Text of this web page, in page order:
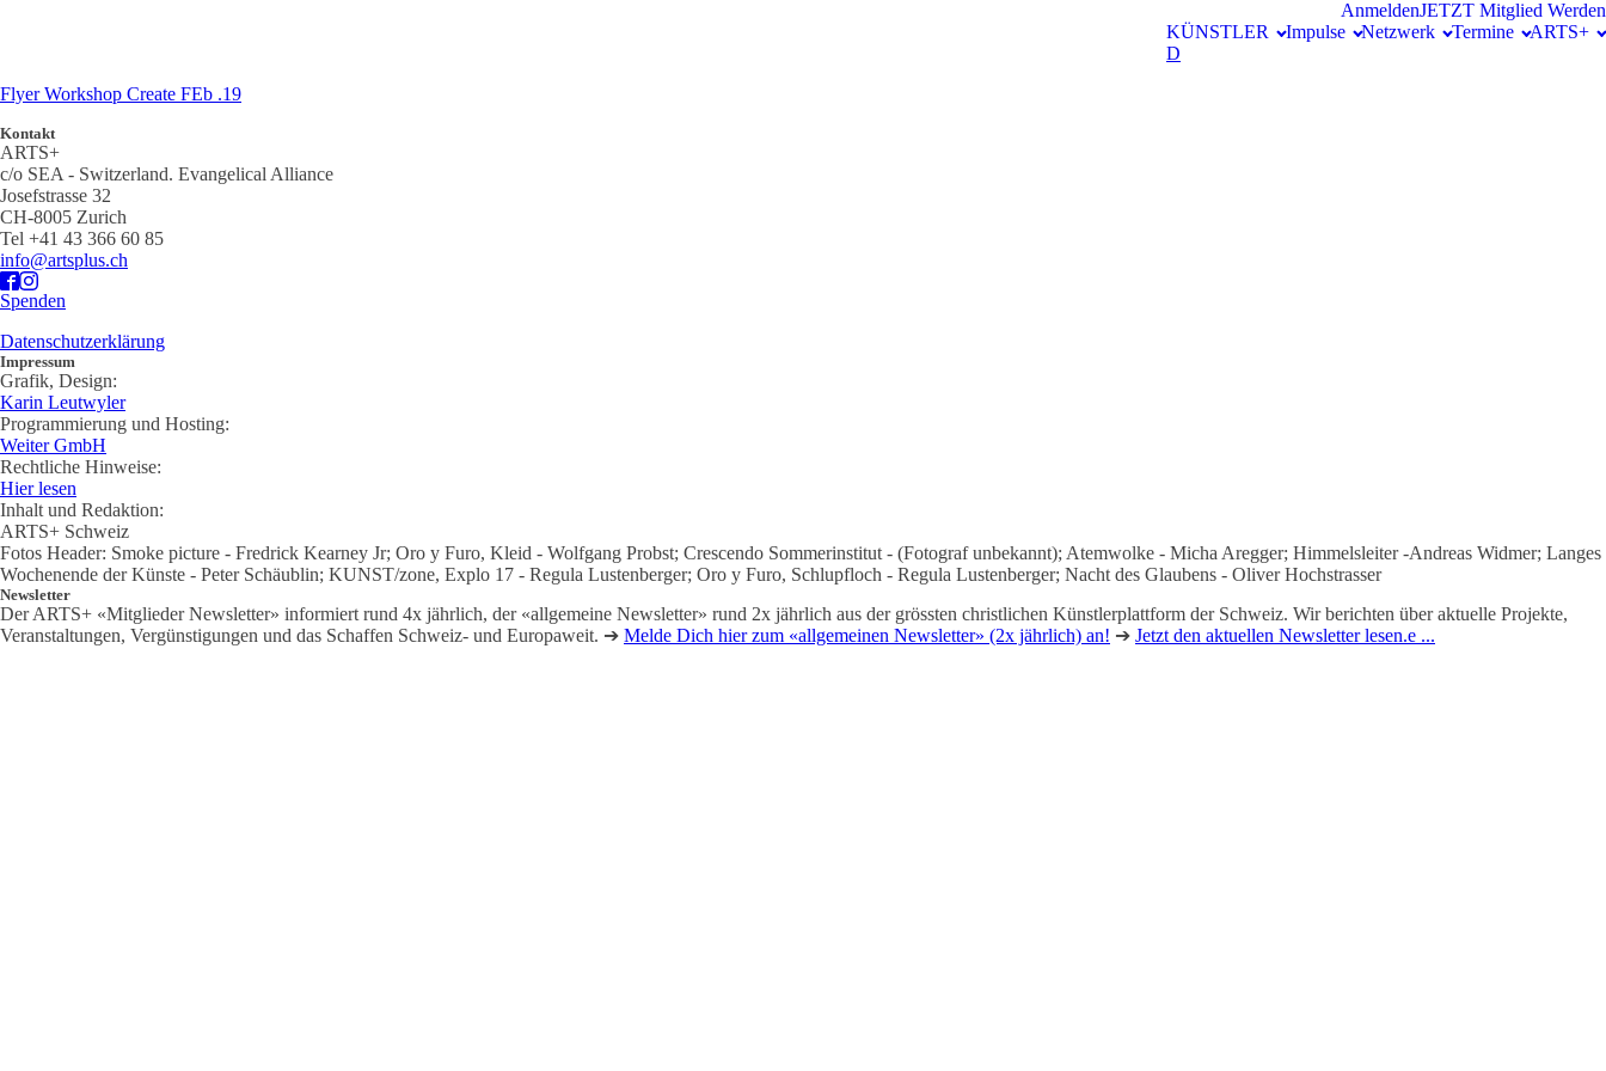
AnmeldenJETZT Mitglied Werden
KÜNSTLER
Impulse Netzwerk Termine
ARTS+
D
Flyer Workshop Create FEb .19
Kontakt
ARTS+
c/o SEA - Switzerland. Evangelical Alliance
Josefstrasse 32
CH-8005 Zurich
Tel +41 43 366 60 85
info@artsplus.ch
Spenden
Datenschutzerklärung
Impressum
Grafik, Design:
Karin Leutwyler
Programmierung und Hosting:
Weiter GmbH
Rechtliche Hinweise:
Hier lesen
Inhalt und Redaktion:
ARTS+ Schweiz
Fotos Header: Smoke picture - Fredrick Kearney Jr; Oro y Furo, Kleid - Wolfgang Probst; Crescendo Sommerinstitut - (Fotograf unbekannt); Atemwolke - Micha Aregger; Himmelsleiter -Andreas Widmer; Langes
Wochenende der Künste - Peter Schäublin; KUNST/zone, Explo 17 - Regula Lustenberger; Oro y Furo, Schlupfloch - Regula Lustenberger; Nacht des Glaubens - Oliver Hochstrasser
Newsletter
Der ARTS+ «Mitglieder Newsletter» informiert rund 4x jährlich, der «allgemeine Newsletter» rund 2x jährlich aus der grössten christlichen Künstlerplattform der Schweiz. Wir berichten über aktuelle Projekte,
Veranstaltungen, Vergünstigungen und das Schaffen Schweiz- und Europaweit. ➔ Melde Dich hier zum «allgemeinen Newsletter» (2x jährlich) an! ➔ Jetzt den aktuellen Newsletter lesen.e ...